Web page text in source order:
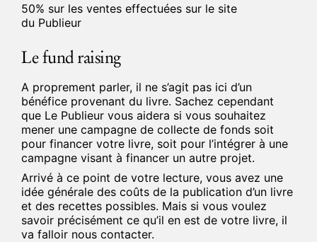
50% sur les ventes effectuées sur le site
du Publieur
Le fund raising
A proprement parler, il ne s’agit pas ici d’un
bénéfice provenant du livre. Sachez cependant
que Le Publieur vous aidera si vous souhaitez
mener une campagne de collecte de fonds soit
pour financer votre livre, soit pour l’intégrer à une
campagne visant à financer un autre projet.
Arrivé à ce point de votre lecture, vous avez une
idée générale des coûts de la publication d’un livre
et des recettes possibles. Mais si vous voulez
savoir précisément ce qu’il en est de votre livre, il
va falloir nous contacter.